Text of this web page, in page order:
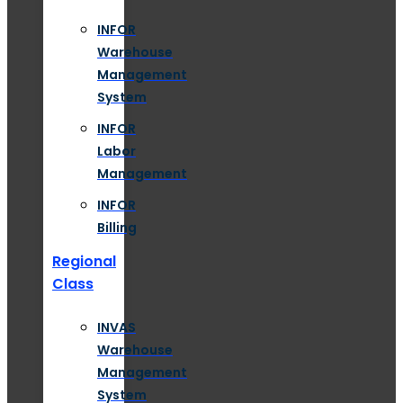
INFOR
Warehouse
Management
System
INFOR
Labor
Management
INFOR
Billing
Regional
Class
INVAS
Warehouse
Management
System